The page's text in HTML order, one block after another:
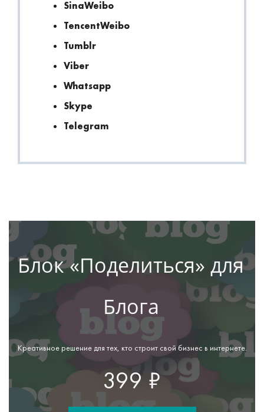
SinaWeibo
TencentWeibo
Tumblr
Viber
Whatsapp
Skype
Telegram
Блок «Поделиться» для
Блога
Креативное решение для тех, кто строит свой бизнес в интернете.
399 ₽